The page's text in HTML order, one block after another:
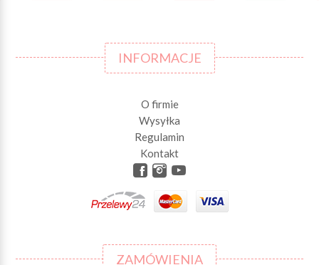
INFORMACJE
O firmie
Wysyłka
Regulamin
Kontakt
ZAMÓWIENIA